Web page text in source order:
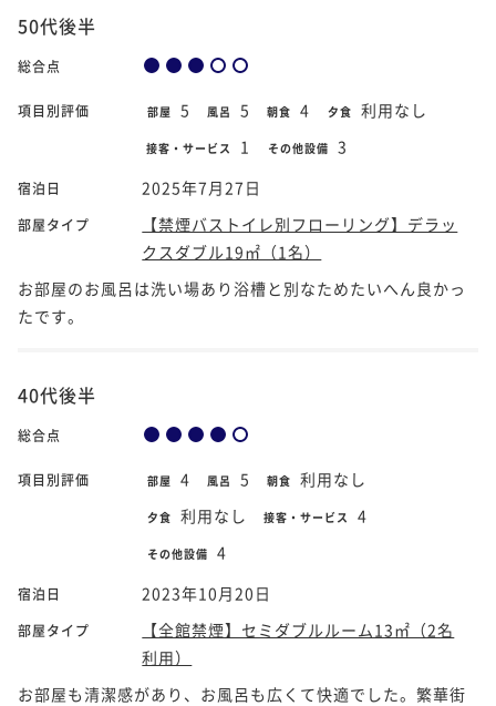
50代後半
総合点
項目別評価 部屋 5 風呂 5 朝食 4 夕食 利用なし
接客・サービス 1 その他設備 3
宿泊日 2025年7月27日
部屋タイプ
【禁煙バストイレ別フローリング】デラッ
クスダブル19㎡（1名）
お部屋のお風呂は洗い場あり浴槽と別なためたいへん良かっ
たです。
40代後半
総合点
項目別評価 部屋 4 風呂 5 朝食 利用なし
夕食 利用なし 接客・サービス 4
その他設備 4
宿泊日 2023年10月20日
部屋タイプ
【全館禁煙】セミダブルルーム13㎡（2名
利用）
お部屋も清潔感があり、お風呂も広くて快適でした。繁華街